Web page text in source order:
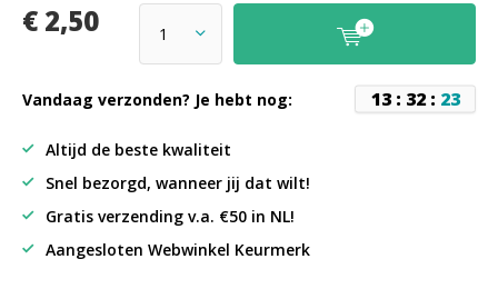
€ 2,50
Vandaag verzonden? Je hebt nog: 13: 32: 23
Altijd de beste kwaliteit
Snel bezorgd, wanneer jij dat wilt!
Gratis verzending v.a. €50 in NL!
Aangesloten Webwinkel Keurmerk